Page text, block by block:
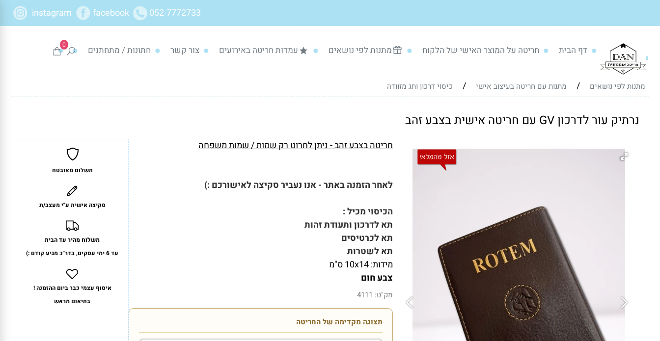
052-7772733
instagram
0 דף הבית חריטה על המוצר האישי של הלקוח מתנות לפי נושאים עמדות חריטה באירועים צור קשר חתונות / מתחתנים
מתנות לפי נושאים / מתנות עם חריטה בעיצוב אישי / כיסוי דרכון ותג מזוודה
נרתיק עור לדרכון GV עם חריטה אישית בצבע זהב
חריטה בצבע זהב - ניתן לחרוט רק שמות / שמות משפחה
לאחר הזמנה באתר - אנו נעביר סקיצה לאישורכם :)
הכיסוי מכיל :
תא לדרכון ותעודת זהות
תא לכרטיסים
תא לשטרות
מידות:10x14 ס"מ
צבע חום
מק"ט: 4111
תצוגה מקדימה של החריטה
תשלום מאובטח
סקיצה אישית ע"י מעצב/ת
משלוח מהיר עד הבית
עד 6 ימי עסקים, בדר"כ מגיע קודם :)
איסוף עצמי כבר ביום ההזמנה !
בתיאום מראש